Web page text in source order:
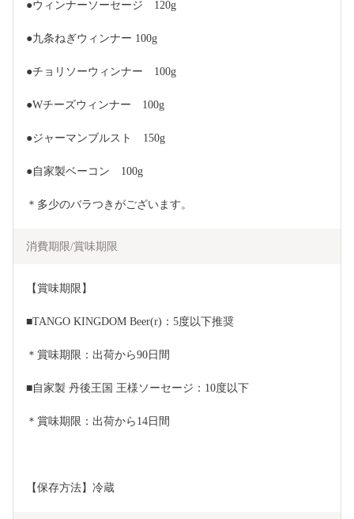
●ウィンナーソーセージ　120g
●九条ねぎウィンナー 100g
●チョリソーウィンナー　100g
●Wチーズウィンナー　100g
●ジャーマンブルスト　150g
●自家製ベーコン　100g
＊多少のバラつきがございます。
消費期限/賞味期限
【賞味期限】
■TANGO KINGDOM Beer(r)：5度以下推奨
＊賞味期限：出荷から90日間
■自家製 丹後王国 王様ソーセージ：10度以下
＊賞味期限：出荷から14日間
【保存方法】冷蔵